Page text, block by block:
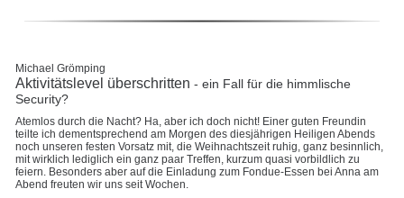
Michael Grömping
Aktivitätslevel überschritten - ein Fall für die himmlische
Security?
Atemlos durch die Nacht? Ha, aber ich doch nicht! Einer guten Freundin
teilte ich dementsprechend am Morgen des diesjährigen Heiligen Abends
noch unseren festen Vorsatz mit, die Weihnachtszeit ruhig, ganz besinnlich,
mit wirklich lediglich ein ganz paar Treffen, kurzum quasi vorbildlich zu
feiern. Besonders aber auf die Einladung zum Fondue-Essen bei Anna am
Abend freuten wir uns seit Wochen.